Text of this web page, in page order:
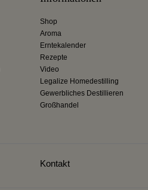
Shop
Aroma
Erntekalender
Rezepte
Video
Legalize Homedestilling
Gewerbliches Destillieren
Großhandel
Kontakt